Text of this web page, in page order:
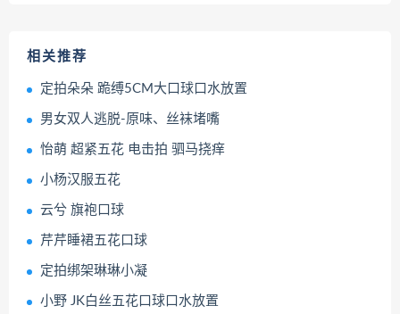
相关推荐
定拍朵朵 跪缚5CM大口球口水放置
男女双人逃脱-原味、丝袜堵嘴
怡萌 超紧五花 电击拍 驷马挠痒
小杨汉服五花
云兮 旗袍口球
芹芹睡裙五花口球
定拍绑架琳琳小凝
小野 JK白丝五花口球口水放置